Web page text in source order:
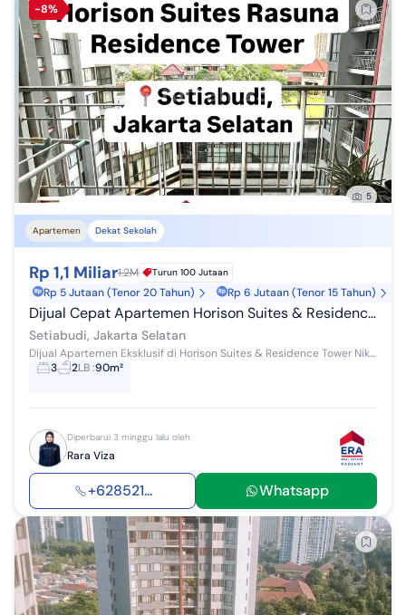
5
-8%
Apartemen Dekat Sekolah
Rp 1,1 Miliar1.2M Turun 100 Jutaan
Rp 5 Jutaan (Tenor 20 Tahun) Rp 6 Jutaan (Tenor 15 Tahun)
Dijual Cepat Apartemen Horison Suites & Residence Rasuna Jaksel Apartemen 3 Kamar Tidur Furnished
Setiabudi, Jakarta Selatan
Dijual Apartemen Eksklusif di Horison Suites & Residence Tower Nikmati gaya hidup urban dengan apartemen premium yang menawarkan kenyamanan dan ke...
3
2LB:90m²
Diperbarui 3 minggu lalu oleh
Rara Viza
+628521... Whatsapp